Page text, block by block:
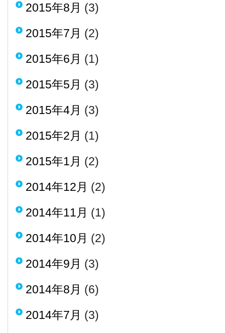
2015年8月 (3)
2015年7月 (2)
2015年6月 (1)
2015年5月 (3)
2015年4月 (3)
2015年2月 (1)
2015年1月 (2)
2014年12月 (2)
2014年11月 (1)
2014年10月 (2)
2014年9月 (3)
2014年8月 (6)
2014年7月 (3)